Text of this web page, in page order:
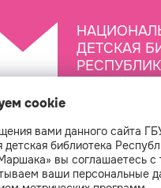
ДЕТСКАЯ
cookie
вами данного сайта
детская библиотека
вы соглашаетесь с
ваши персональные